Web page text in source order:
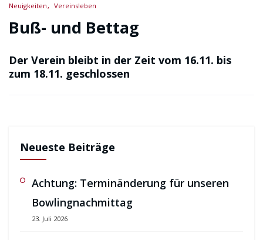
Neuigkeiten Vereinsleben
Buß- und Bettag
Der Verein bleibt in der Zeit vom 16.11. bis
zum 18.11. geschlossen
Neueste Beiträge
Achtung: Terminänderung für unseren
Bowlingnachmittag
23. Juli 2026